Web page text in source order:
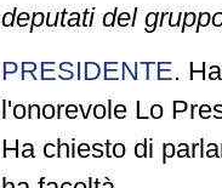
deputati del
PRESIDENTE.
l'onorevole Lo
Ha chiesto di